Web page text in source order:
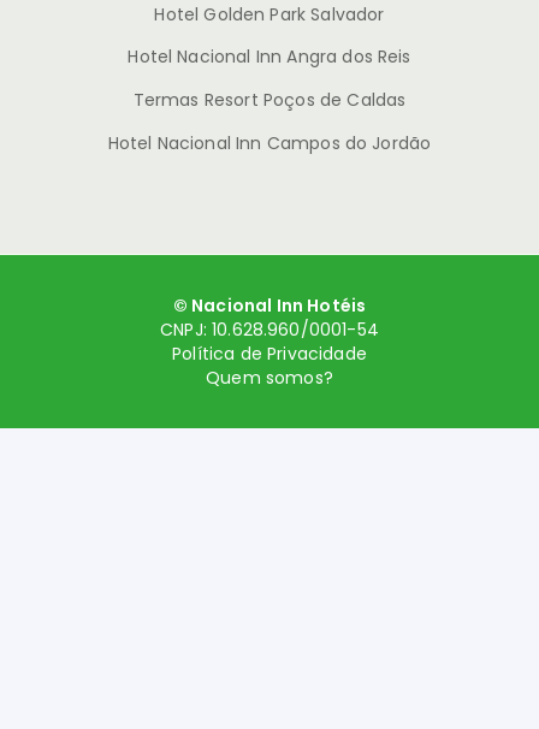
Hotel Golden Park Salvador
Hotel Nacional Inn Angra dos Reis
Termas Resort Poços de Caldas
Hotel Nacional Inn Campos do Jordão
© Nacional Inn Hotéis
CNPJ: 10.628.960/0001-54
Política de Privacidade
Quem somos?